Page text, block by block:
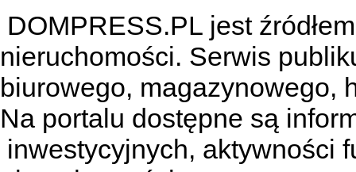
DOMPRESS.PL jest
nieruchomości. Serwis
biurowego, magazynowego,
Na portalu dostępne są
inwestycyjnych, aktywności